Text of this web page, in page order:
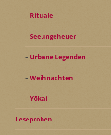
Rituale
Seeungeheuer
Urbane Legenden
Weihnachten
Yōkai
Leseproben